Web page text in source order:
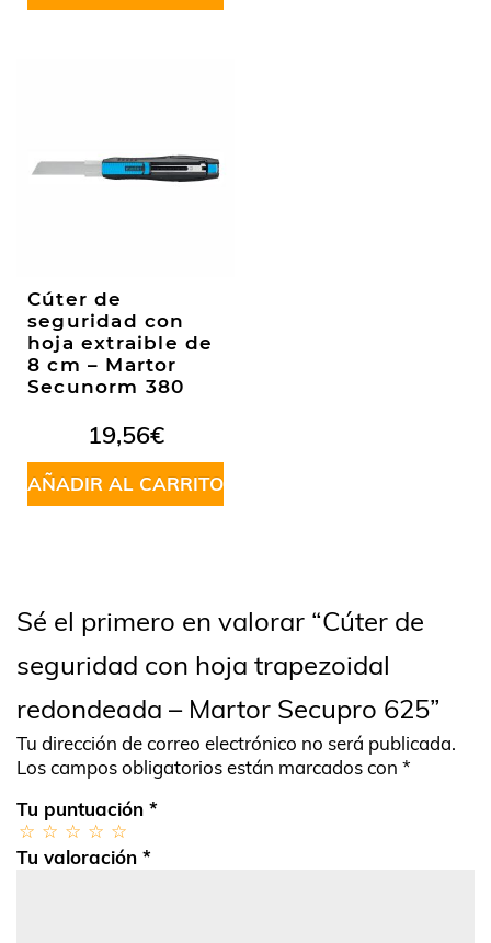
Cúter de
seguridad con
hoja extraible de
8 cm – Martor
Secunorm 380
19,56€
AÑADIR AL CARRITO
Sé el primero en valorar “Cúter de
seguridad con hoja trapezoidal
redondeada – Martor Secupro 625”
Tu dirección de correo electrónico no será publicada.
Los campos obligatorios están marcados con *
Tu puntuación *
Tu valoración *